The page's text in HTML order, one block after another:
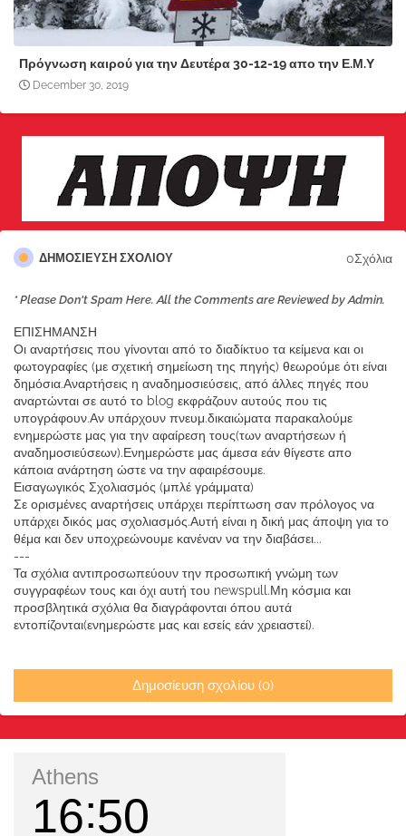
Πρόγνωση καιρού για την Δευτέρα 30-12-19 απο την Ε.Μ.Υ
December 30, 2019
ΔΗΜΟΣΊΕΥΣΗ ΣΧΟΛΊΟΥ 0Σχόλια
* Please Don't Spam Here. All the Comments are Reviewed by Admin.
ΕΠΙΣΗΜΑΝΣΗ
Οι αναρτήσεις που γίνονται από το διαδίκτυο τα κείμενα και οι
φωτογραφίες (με σχετική σημείωση της πηγής) θεωρούμε ότι είναι
δημόσια.Αναρτήσεις η αναδημοσιεύσεις, από άλλες πηγές που
αναρτώνται σε αυτό το blog εκφράζουν αυτούς που τις
υπογράφουν.Αν υπάρχουν πνευμ.δικαιώματα παρακαλούμε
ενημερώστε μας για την αφαίρεση τους(των αναρτήσεων ή
αναδημοσιεύσεων).Ενημερώστε μας άμεσα εάν θίγεστε απο
κάποια ανάρτηση ώστε να την αφαιρέσουμε.
Εισαγωγικός Σχολιασμός (μπλέ γράμματα)
Σε ορισμένες αναρτήσεις υπάρχει περίπτωση σαν πρόλογος να
υπάρχει δικός μας σχολιασμός.Αυτή είναι η δική μας άποψη για το
θέμα και δεν υποχρεώνουμε κανέναν να την διαβάσει...
---
Τα σχόλια αντιπροσωπεύουν την προσωπική γνώμη των
συγγραφέων τους και όχι αυτή του newspull.Μη κόσμια και
προσβλητικά σχόλια θα διαγράφονται όπου αυτά
εντοπίζονται(ενημερώστε μας και εσείς εάν χρειαστεί).
Δημοσίευση σχολίου (0)
Athens
16 50